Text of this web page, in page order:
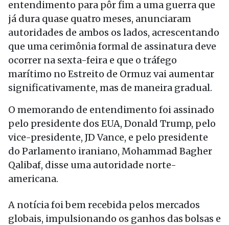
entendimento para pôr fim a uma guerra que
já dura quase quatro meses, anunciaram
autoridades de ambos os lados, acrescentando
que uma cerimônia formal de assinatura deve
ocorrer na sexta-feira e que o tráfego
marítimo no Estreito de Ormuz vai aumentar
significativamente, mas de maneira gradual.
O memorando de entendimento foi assinado
pelo presidente dos EUA, Donald Trump, pelo
vice-presidente, JD Vance, e pelo presidente
do Parlamento iraniano, Mohammad Bagher
Qalibaf, disse uma autoridade norte-
americana.
A notícia foi bem recebida pelos mercados
globais, impulsionando os ganhos das bolsas e